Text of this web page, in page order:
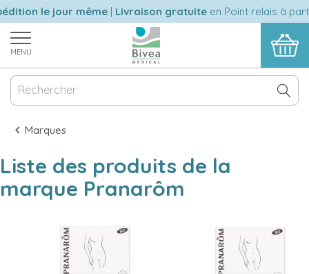
le jour même|Livraison gratuiteen Point relais à
MENU
Marques
Liste des produits de la
marque Pranarôm